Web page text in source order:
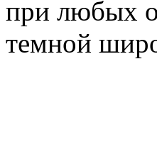
при любых
темной